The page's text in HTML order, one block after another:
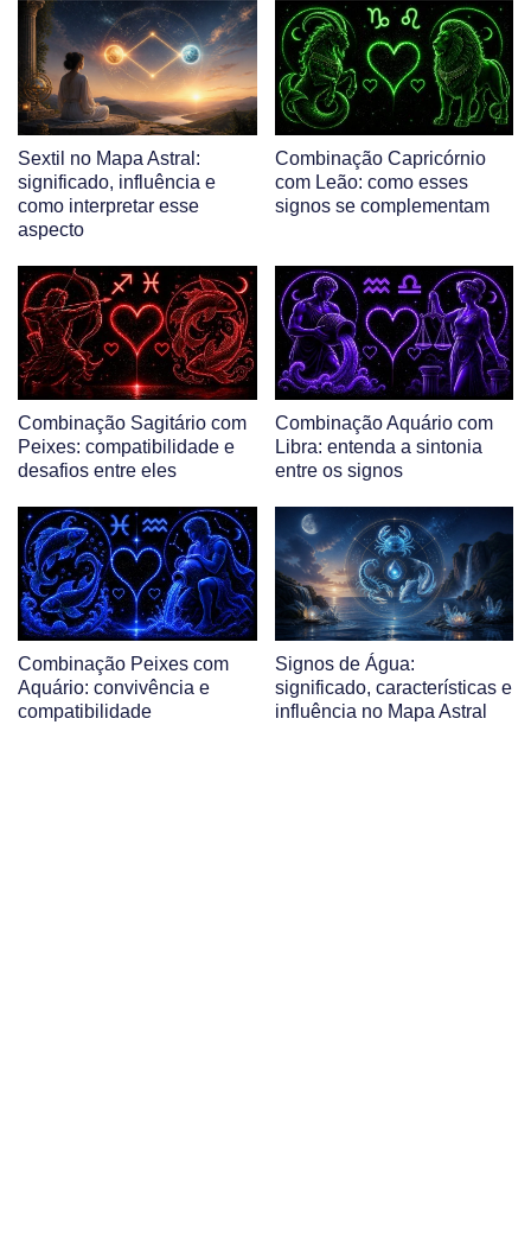
Sextil no Mapa Astral:
significado, influência e
como interpretar esse
aspecto
Combinação Capricórnio
com Leão: como esses
signos se complementam
Combinação Sagitário com
Peixes: compatibilidade e
desafios entre eles
Combinação Aquário com
Libra: entenda a sintonia
entre os signos
Combinação Peixes com
Aquário: convivência e
compatibilidade
Signos de Água:
significado, características e
influência no Mapa Astral